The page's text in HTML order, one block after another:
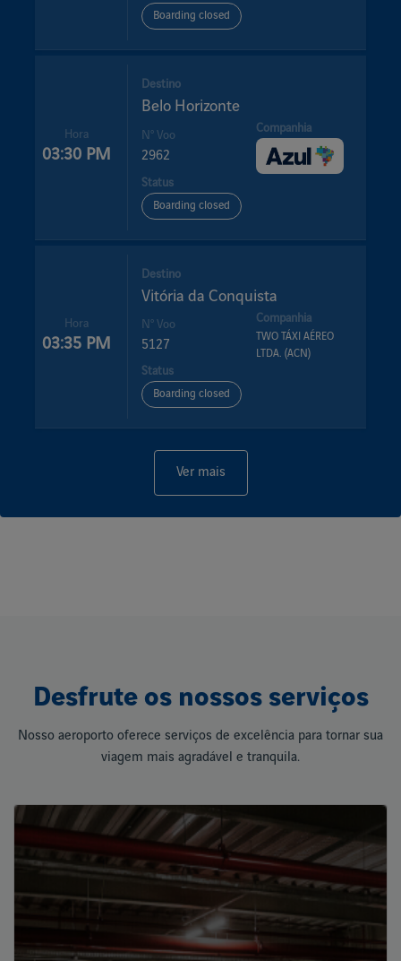
Boarding closed
Hora
03:30 PM
Destino
Belo Horizonte
Companhia
Nº Voo
2962
Status
Boarding closed
Hora
03:35 PM
Destino
Vitória da Conquista
Companhia
TWO TÁXI AÉREO
LTDA. (ACN)
Nº Voo
5127
Status
Boarding closed
Ver mais
Desfrute os nossos serviços
Nosso aeroporto oferece serviços de excelência para tornar sua
viagem mais agradável e tranquila.